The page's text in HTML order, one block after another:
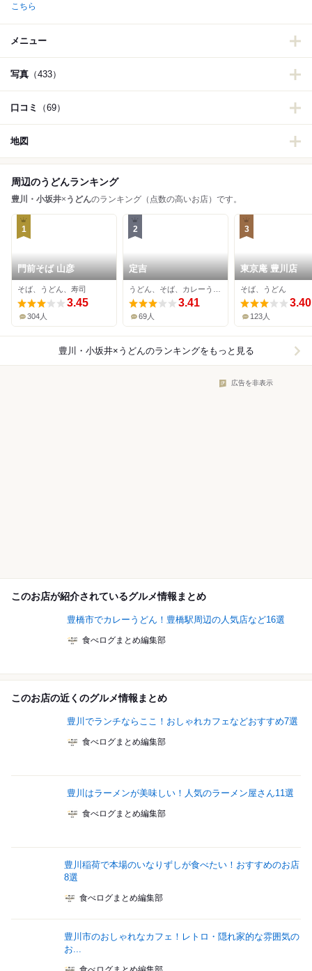
こちら
メニュー
写真 （433）
口コミ （69）
地図
周辺のうどんランキング
豊川・小坂井× うどんのランキング（点数の高いお店）です。
1
門前そば 山彦
そば、うどん、寿司
3.45
304人
2
定吉
3.41
69人
3
東京庵 豊川店
そば、うどん
3.40
123人
豊川・小坂井×うどんのランキングをもっと見る
広告を非表示
このお店が紹介されているグルメ情報まとめ
豊橋市でカレーうどん！豊橋駅周辺の人気店など16選
食べログまとめ編集部
このお店の近くのグルメ情報まとめ
豊川でランチならここ！おしゃれカフェなどおすすめ7選
食べログまとめ編集部
豊川はラーメンが美味しい！人気のラーメン屋さん11選
食べログまとめ編集部
豊川稲荷で本場のいなりずしが食べたい！おすすめのお店
8選
食べログまとめ編集部
豊川市のおしゃれなカフェ！レトロ・隠れ家的な雰囲気の
お...